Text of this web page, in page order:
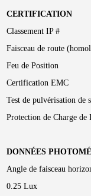
CERTIFICATION
Classement IP #
Faisceau de route
Feu de Position
Certification EMC
Test de pulvérisation de
Protection de Charge de
DONNÉES
Angle de faisceau
0.25 Lux